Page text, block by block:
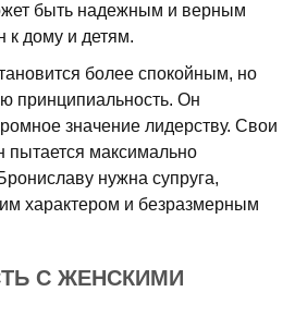
быть надежным и верным
к дому и детям.
более спокойным, но
принципиальность. Он
значение лидерству. Свои
пытается максимально
нужна супруга,
характером и безразмерным
С ЖЕНСКИМИ